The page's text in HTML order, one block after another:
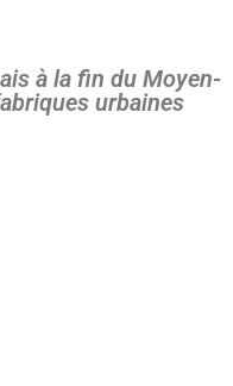
à la fin du Moyen-
urbaines